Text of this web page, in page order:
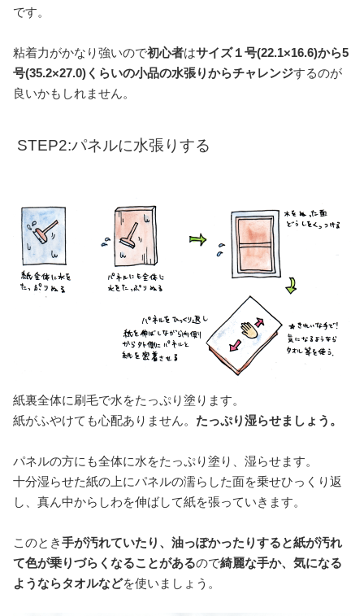
です。
粘着力がかなり強いので初心者はサイズ１号(22.1×16.6)から5
号(35.2×27.0)くらいの小品の水張りからチャレンジするのが
良いかもしれません。
STEP2:パネルに水張りする
紙裏全体に刷毛で水をたっぷり塗ります。
紙がふやけても心配ありません。 たっぷり湿らせましょう。
パネルの方にも全体に水をたっぷり塗り、湿らせます。
十分湿らせた紙の上にパネルの濡らした面を乗せひっくり返
し、真ん中からしわを伸ばして紙を張っていきます。
このとき手が汚れていたり、油っぽかったりすると紙が汚れ
て色が乗りづらくなることがあるので綺麗な手か、気になる
ようならタオルなどを使いましょう。